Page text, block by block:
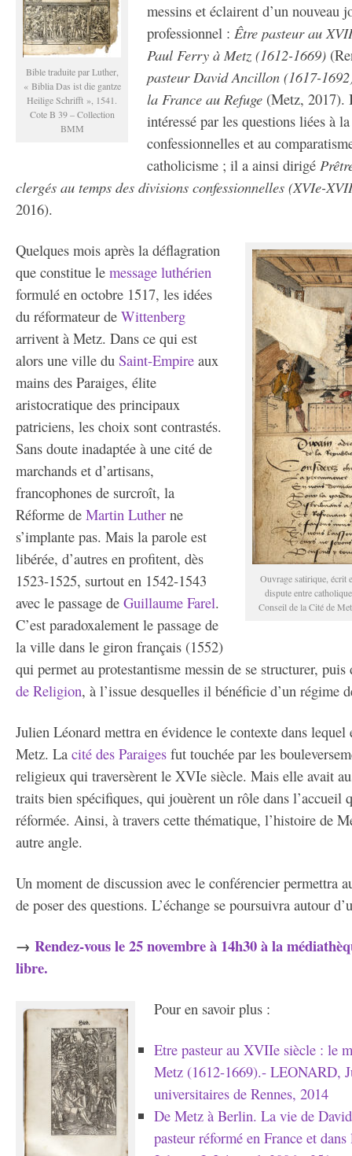
Bible traduite par Luther,
« Biblia Das ist die gantze
Heilige Schrifft », 1541.
Cote B 39 – Collection
BMM
messins et éclairent d’un nouveau
professionnel : Être pasteur au
Paul Ferry à Metz (1612-1669)
pasteur David Ancillon (1617-
la France au Refuge (Metz, 2017).
intéressé par les questions liées à
confessionnelles et au
catholicisme ; il a ainsi dirigé
clergés au temps des divisions confessionnelles (XVIe-
2016).
Ouvrage satirique, écrit
dispute entre
Conseil de la Cité de
Quelques mois après la déflagration
que constitue le message luthérien
formulé en octobre 1517, les idées
du réformateur de Wittenberg
arrivent à Metz. Dans ce qui est
alors une ville du Saint-Empire aux
mains des Paraiges, élite
aristocratique des principaux
patriciens, les choix sont contrastés.
Sans doute inadaptée à une cité de
marchands et d’artisans,
francophones de surcroît, la
Réforme de Martin Luther ne
s’implante pas. Mais la parole est
libérée, d’autres en profitent, dès
1523-1525, surtout en 1542-1543
avec le passage de Guillaume Farel.
C’est paradoxalement le passage de
la ville dans le giron français (1552)
qui permet au protestantisme messin de se structurer,
de Religion, à l’issue desquelles il bénéficie d’un régime
Julien Léonard mettra en évidence le contexte dans lequel
Metz. La cité des Paraiges fut touchée par les
religieux qui traversèrent le XVIe siècle. Mais elle avait
traits bien spécifiques, qui jouèrent un rôle dans l’accueil
réformée. Ainsi, à travers cette thématique, l’histoire de
autre angle.
Un moment de discussion avec le conférencier permettra
de poser des questions. L’échange se poursuivra autour
→ Rendez-vous le 25 novembre à 14h30 à la
libre.
Pour en savoir plus :
Etre pasteur au XVIIe siècle : le
Metz (1612-1669).- LEONARD,
universitaires de Rennes, 2014
De Metz à Berlin. La vie de
pasteur réformé en France et